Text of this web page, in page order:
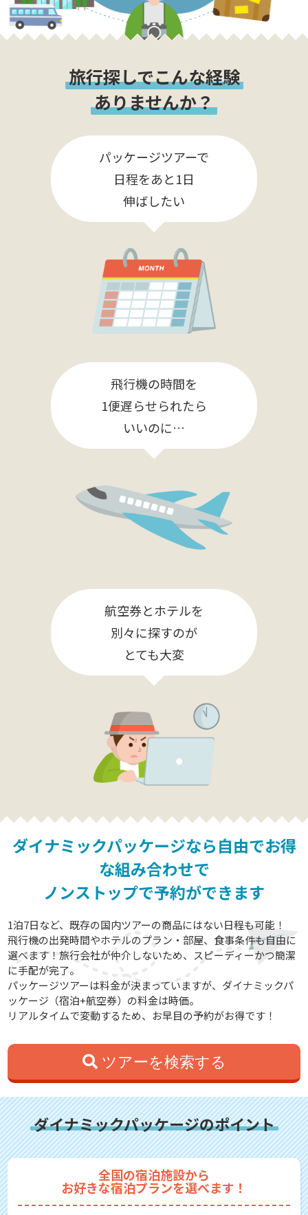
旅行探しでこんな経験
ありませんか？
パッケージツアーで
日程をあと1日
伸ばしたい
飛行機の時間を
1便遅らせられたら
いいのに…
航空券とホテルを
別々に探すのが
とても大変
ダイナミックパッケージなら自由でお得
な組み合わせで
ノンストップで予約ができます
1泊7日など、既存の国内ツアーの商品にはない日程も可能！
飛行機の出発時間やホテルのプラン・部屋、食事条件も自由に
選べます！旅行会社が仲介しないため、スピーディーかつ簡潔
に手配が完了。
パッケージツアーは料金が決まっていますが、ダイナミックパ
ッケージ（宿泊+航空券）の料金は時価。
リアルタイムで変動するため、お早目の予約がお得です！
ツアーを検索する
ダイナミックパッケージのポイント
全国の宿泊施設から
お好きな宿泊プランを選べます！